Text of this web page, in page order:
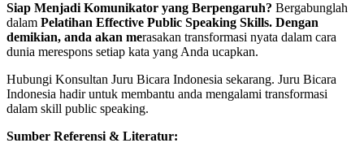
Siap Menjadi Komunikator yang Berpengaruh? Bergabunglah
dalam Pelatihan Effective Public Speaking Skills. Dengan
demikian, anda akan merasakan transformasi nyata dalam cara
dunia merespons setiap kata yang Anda ucapkan.
Hubungi Konsultan Juru Bicara Indonesia sekarang. Juru Bicara
Indonesia hadir untuk membantu anda mengalami transformasi
dalam skill public speaking.
Sumber Referensi & Literatur: